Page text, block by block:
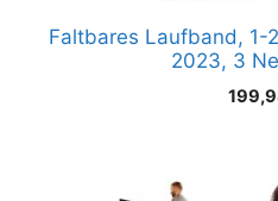
Faltbares Laufband, 1-
2023, 3